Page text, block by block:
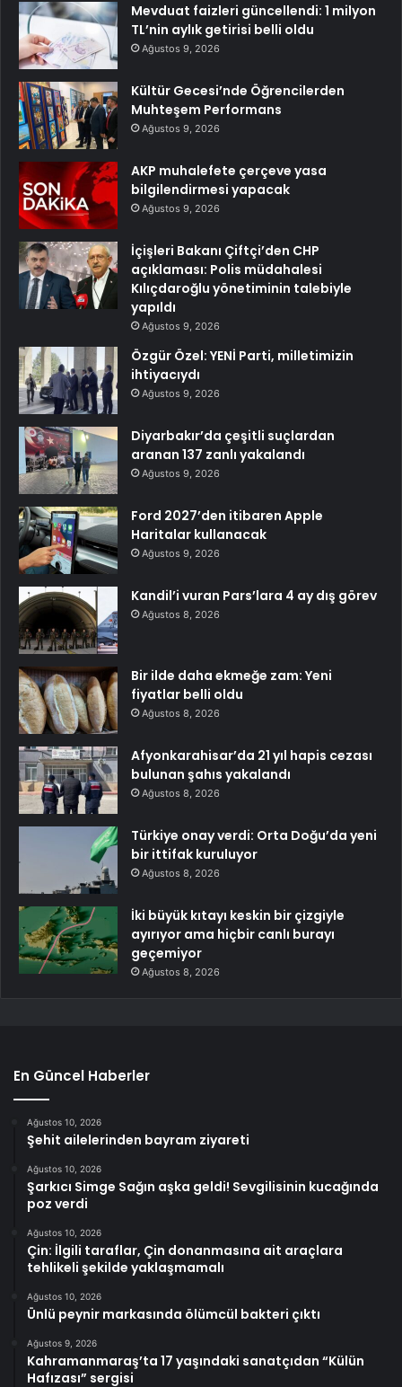
Mevduat faizleri güncellendi: 1 milyon
TL’nin aylık getirisi belli oldu
Ağustos 9, 2026
Kültür Gecesi’nde Öğrencilerden
Muhteşem Performans
Ağustos 9, 2026
AKP muhalefete çerçeve yasa
bilgilendirmesi yapacak
Ağustos 9, 2026
İçişleri Bakanı Çiftçi’den CHP
açıklaması: Polis müdahalesi
Kılıçdaroğlu yönetiminin talebiyle
yapıldı
Ağustos 9, 2026
Özgür Özel: YENİ Parti, milletimizin
ihtiyacıydı
Ağustos 9, 2026
Diyarbakır’da çeşitli suçlardan
aranan 137 zanlı yakalandı
Ağustos 9, 2026
Ford 2027’den itibaren Apple
Haritalar kullanacak
Ağustos 9, 2026
Kandil’i vuran Pars’lara 4 ay dış görev
Ağustos 8, 2026
Bir ilde daha ekmeğe zam: Yeni
fiyatlar belli oldu
Ağustos 8, 2026
Afyonkarahisar’da 21 yıl hapis cezası
bulunan şahıs yakalandı
Ağustos 8, 2026
Türkiye onay verdi: Orta Doğu’da yeni
bir ittifak kuruluyor
Ağustos 8, 2026
İki büyük kıtayı keskin bir çizgiyle
ayırıyor ama hiçbir canlı burayı
geçemiyor
Ağustos 8, 2026
En Güncel Haberler
Ağustos 10, 2026
Şehit ailelerinden bayram ziyareti
Ağustos 10, 2026
Şarkıcı Simge Sağın aşka geldi! Sevgilisinin kucağında
poz verdi
Ağustos 10, 2026
Çin: İlgili taraflar, Çin donanmasına ait araçlara
tehlikeli şekilde yaklaşmamalı
Ağustos 10, 2026
Ünlü peynir markasında ölümcül bakteri çıktı
Ağustos 9, 2026
Kahramanmaraş’ta 17 yaşındaki sanatçıdan “Külün
Hafızası” sergisi